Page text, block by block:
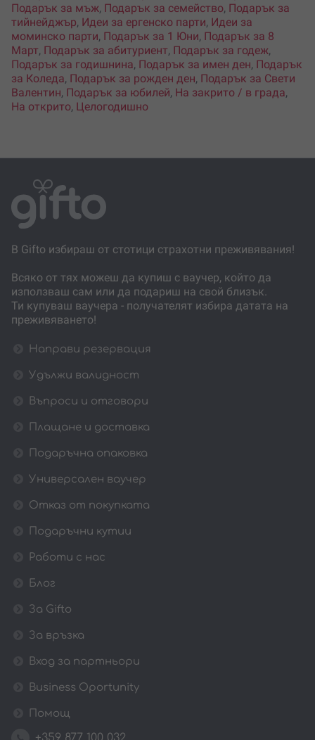
Подарък за мъж, Подарък за семейство, Подарък за
тийнейджър, Идеи за ергенско парти, Идеи за
моминско парти, Подарък за 1 Юни, Подарък за 8
Март, Подарък за абитуриент, Подарък за годеж,
Подарък за годишнина, Подарък за имен ден, Подарък
за Коледа, Подарък за рожден ден, Подарък за Свети
Валентин, Подарък за юбилей, На закрито / в града,
На открито, Целогодишно
В Gifto избираш от стотици страхотни преживявания!
Всяко от тях можеш да купиш с ваучер, който да
използваш сам или да подариш на свой близък.
Ти купуваш ваучера - получателят избира датата на
преживяването!
Направи резервация
Удължи валидност
Въпроси и отговори
Плащане и доставка
Подаръчна опаковка
Универсален ваучер
Отказ от покупката
Подаръчни кутии
Работи с нас
Блог
За Gifto
За връзка
Вход за партньори
Business Oportunity
Помощ